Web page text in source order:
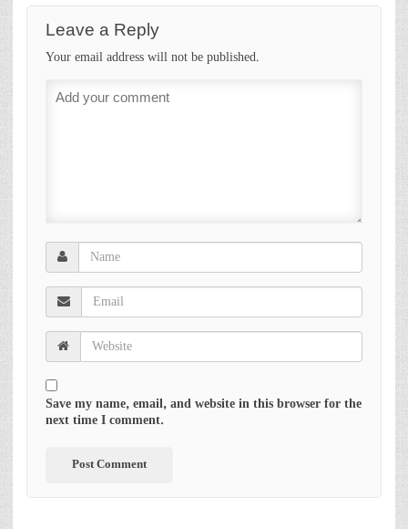
Leave a Reply
Your email address will not be published.
Save my name, email, and website in this browser for the
next time I comment.